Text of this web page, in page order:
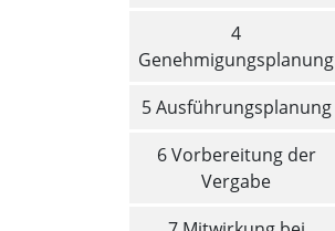
4
Genehmigungsplanung
5 Ausführungsplanung
6 Vorbereitung der
Vergabe